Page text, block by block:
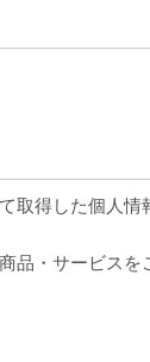
得した個人
・サービス